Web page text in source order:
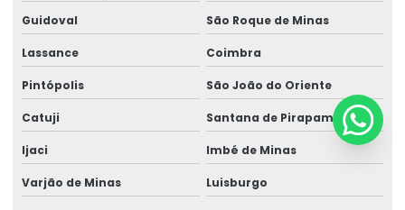
Guidoval São Roque de Minas
Lassance Coimbra
Pintópolis São João do Oriente
Catuji Santana de Pirapama
Ijaci Imbé de Minas
Varjão de Minas Luisburgo